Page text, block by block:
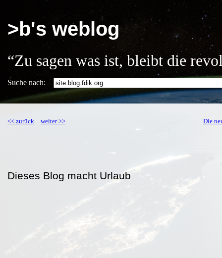
>b's weblog
“Zu sagen was ist, bleibt die
Suche nach:
<< zurück weiter >> Die
Dieses Blog macht Urlaub